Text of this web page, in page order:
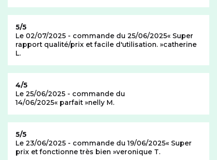
Note de
5/5
Le 02/07/2025 - commande du 25/06/2025
Super
rapport qualité/prix et facile d'utilisation.
catherine
L.
Note de
4/5
Le 25/06/2025 - commande du
14/06/2025
parfait nelly M.
Note de
5/5
Le 23/06/2025 - commande du 19/06/2025
Super
prix et fonctionne très bien
veronique T.